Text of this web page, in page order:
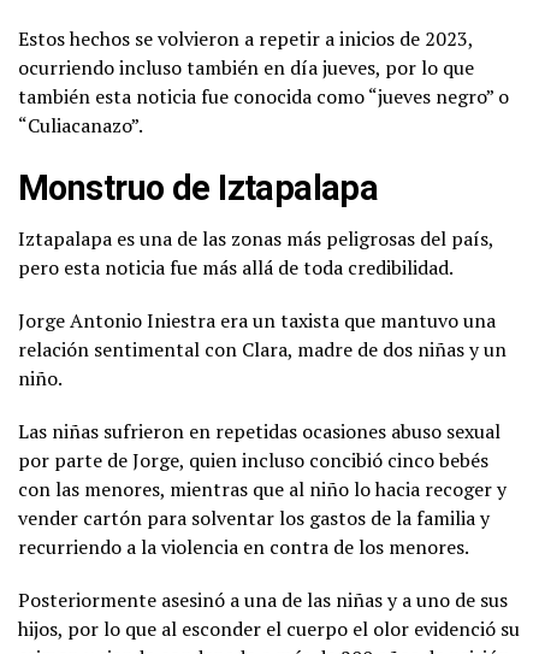
Estos hechos se volvieron a repetir a inicios de 2023,
ocurriendo incluso también en día jueves, por lo que
también esta noticia fue conocida como “jueves negro” o
“Culiacanazo”.
Monstruo de Iztapalapa
Iztapalapa es una de las zonas más peligrosas del país,
pero esta noticia fue más allá de toda credibilidad.
Jorge Antonio Iniestra era un taxista que mantuvo una
relación sentimental con Clara, madre de dos niñas y un
niño.
Las niñas sufrieron en repetidas ocasiones abuso sexual
por parte de Jorge, quien incluso concibió cinco bebés
con las menores, mientras que al niño lo hacia recoger y
vender cartón para solventar los gastos de la familia y
recurriendo a la violencia en contra de los menores.
Posteriormente asesinó a una de las niñas y a uno de sus
hijos, por lo que al esconder el cuerpo el olor evidenció su